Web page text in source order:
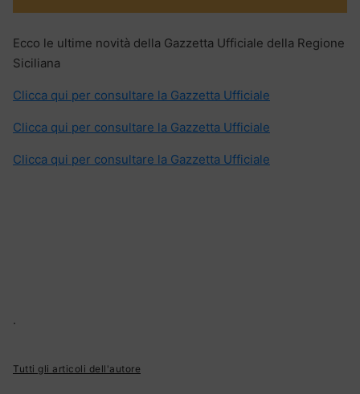
Ecco le ultime novità della Gazzetta Ufficiale della Regione
Siciliana
Clicca qui per consultare la Gazzetta Ufficiale
Clicca qui per consultare la Gazzetta Ufficiale
Clicca qui per consultare la Gazzetta Ufficiale
.
Tutti gli articoli dell'autore